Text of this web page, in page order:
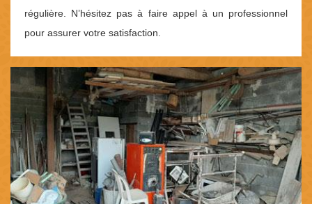
régulière. N’hésitez pas à faire appel à un professionnel
pour assurer votre satisfaction.